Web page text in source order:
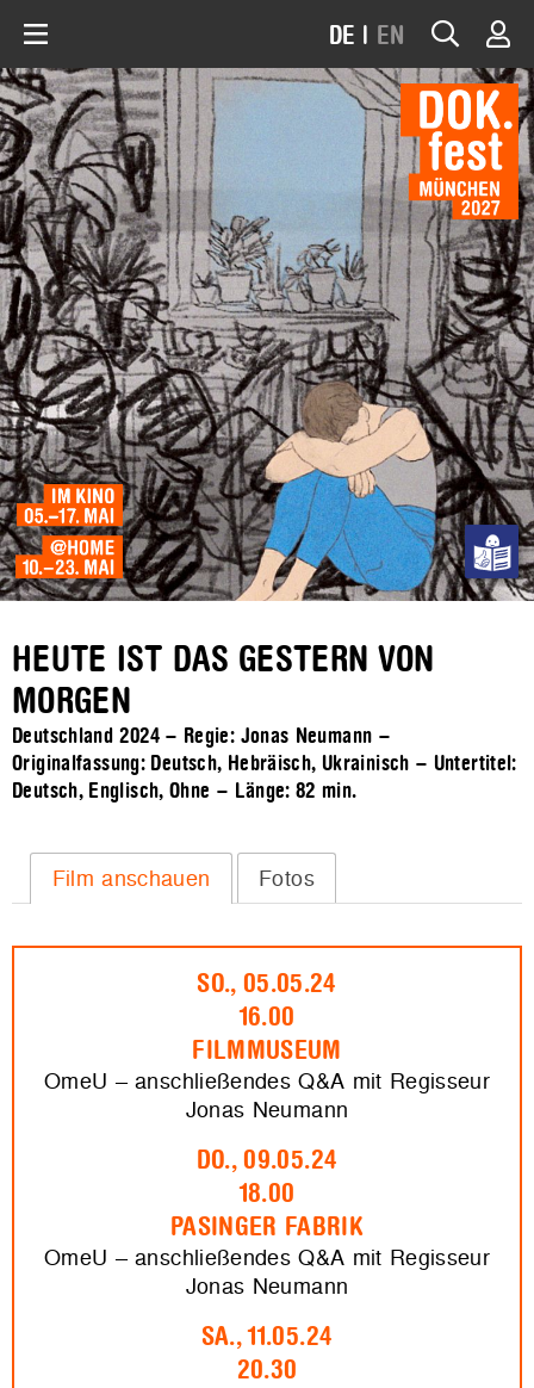
DE | EN
HEUTE IST DAS GESTERN VON
MORGEN
Deutschland 2024 – Regie: Jonas Neumann –
Originalfassung: Deutsch, Hebräisch, Ukrainisch – Untertitel:
Deutsch, Englisch, Ohne – Länge:82 min.
Film anschauen Fotos
SO., 05.05.24
16.00
FILMMUSEUM
OmeU – anschließendes Q&A mit Regisseur
Jonas Neumann
DO., 09.05.24
18.00
PASINGER FABRIK
OmeU – anschließendes Q&A mit Regisseur
Jonas Neumann
SA., 11.05.24
20.30